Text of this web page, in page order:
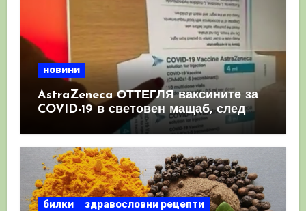
новини
AstraZeneca ОТТЕГЛЯ ваксините за
COVID-19 в световен мащаб, след
като призна, че те причиняват
КРЪВНИ съсиреци
билки
здравословни рецепти